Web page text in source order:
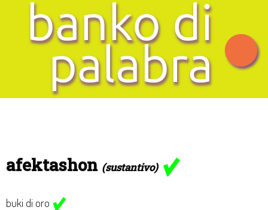
afektashon (sustantivo)
buki di oro